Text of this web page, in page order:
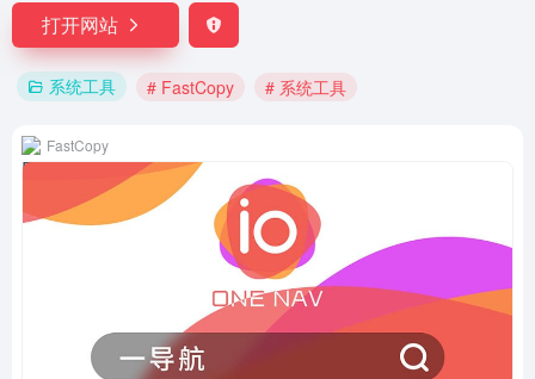
打开网站
系统工具 # FastCopy # 系统工具
FastCopy